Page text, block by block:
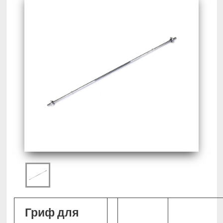
Гриф для